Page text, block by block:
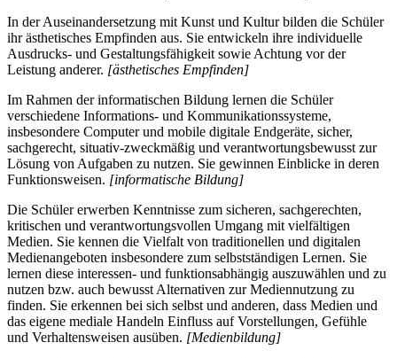
In der Auseinandersetzung mit Kunst und Kultur bilden die Schüler
ihr ästhetisches Empfinden aus. Sie entwickeln ihre individuelle
Ausdrucks- und Gestaltungsfähigkeit sowie Achtung vor der
Leistung anderer. [ästhetisches Empfinden]
Im Rahmen der informatischen Bildung lernen die Schüler
verschiedene Informations- und Kommunikationssysteme,
insbesondere Computer und mobile digitale Endgeräte, sicher,
sachgerecht, situativ-zweckmäßig und verantwortungsbewusst zur
Lösung von Aufgaben zu nutzen. Sie gewinnen Einblicke in deren
Funktionsweisen. [informatische Bildung]
Die Schüler erwerben Kenntnisse zum sicheren, sachgerechten,
kritischen und verantwortungsvollen Umgang mit vielfältigen
Medien. Sie kennen die Vielfalt von traditionellen und digitalen
Medienangeboten insbesondere zum selbstständigen Lernen. Sie
lernen diese interessen- und funktionsabhängig auszuwählen und zu
nutzen bzw. auch bewusst Alternativen zur Mediennutzung zu
finden. Sie erkennen bei sich selbst und anderen, dass Medien und
das eigene mediale Handeln Einfluss auf Vorstellungen, Gefühle
und Verhaltensweisen ausüben. [Medienbildung]